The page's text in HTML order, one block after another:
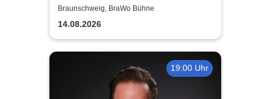
Open Air
Braunschweig, BraWo Bühne
14.08.2026
19:00 Uhr